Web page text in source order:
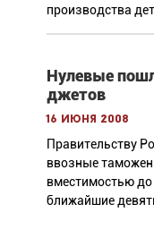
производства
Нулевые
джетов
16 июня 2008
Правительству
ввозные
вместимостью
ближайшие